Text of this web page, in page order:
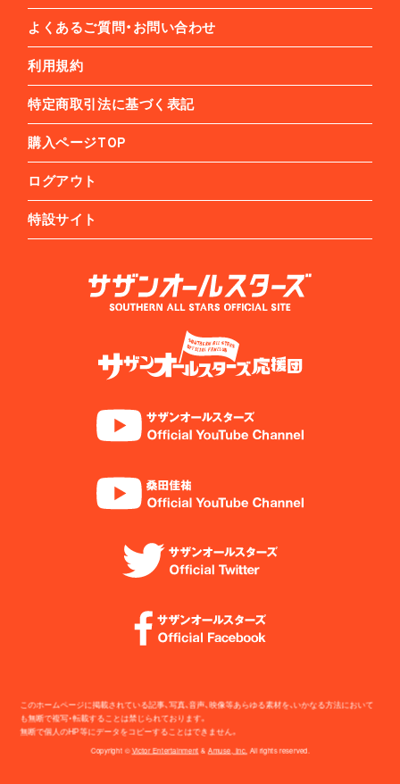
よくあるご質問・お問い合わせ
利用規約
特定商取引法に基づく表記
購入ページTOP
ログアウト
特設サイト
このホームページに掲載されている記事、写真、音声、映像等あらゆる素材を、いかなる方法において
も無断で複写・転載することは禁じられております。
無断で個人のHP等にデータをコピーすることはできません。
Copyright ©Victor Entertainment &Amuse, Inc. All rights reserved.